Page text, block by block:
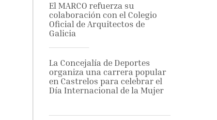
El MARCO refuerza su
colaboración con el Colegio
Oficial de Arquitectos de
Galicia
La Concejalía de Deportes
organiza una carrera popular
en Castrelos para celebrar el
Día Internacional de la Mujer